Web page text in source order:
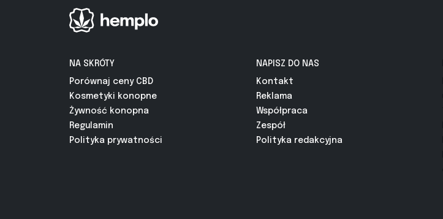
NA SKRÓTY
Porównaj ceny CBD
Kosmetyki konopne
Żywność konopna
Regulamin
Polityka prywatności
NAPISZ DO NAS
Kontakt
Reklama
Współpraca
Zespół
Polityka redakcyjna